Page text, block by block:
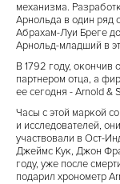
механизма.
Арнольда в один ряд
Абрахам-Луи Бреге
Арнольд-младший в
В 1792 году, окончив
партнером отца, а
ее сегодня - Arnold &
Часы с этой маркой
и исследователей,
участвовали в Ост-
Джеймс Кук, Джон
году, уже после
подарил хронометр